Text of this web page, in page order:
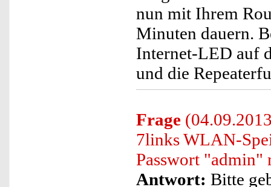
nun mit Ihrem
Minuten dauern.
Internet-LED auf
und die
Frage
7links WLAN-
Passwort "admin"
Antwort: Bitte